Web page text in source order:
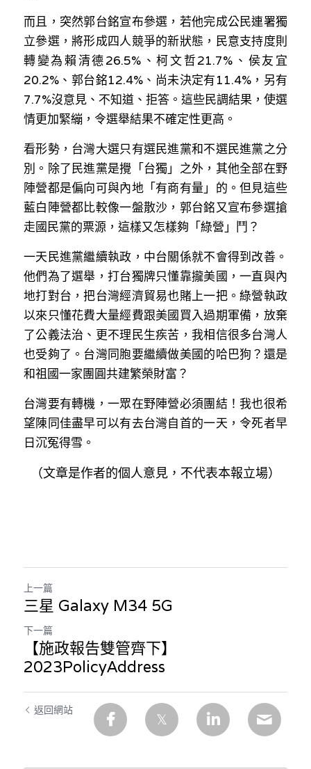
而且，突然郭台銘宣布參選，若他完成公民連署獨
立參選，將形成四人競爭的新狀態，民意支持度則
轉變為賴清德26.5% 、柯文哲21.7% 、侯友宜
20.2% 、郭台銘12.4% 、尚未決定有11.4%，另有
7.7%沒意見、不知道、拒答。這些民調結果，使選
情更加緊繃，令選舉結果不確定性更高。
看形勢，台灣大選只有選民進黨和不選民進黨之分
別。除了民進黨是攪「台獨」之外，其他全部在野
陣營都是偏向可與內地「有商有量」的。但見這些
藍白陣營都比較像一盤散沙，郭台銘又宣布參選搶
走國民黨的票源，這樣又怎樣夠「綠營」鬥？
一天民進黨繼續執政，中台關係就不會得到改善。
他們為了選舉，打台獨牌只懂靠攏美國，一直與內
地打對台，把台灣經濟貿易也賭上一把。綠營執政
以來只懂花費大量經費跟美國買入過期軍備，放棄
了公義法治、更不理民生疾苦，我相信很多台灣人
也受夠了。台灣同胞要繼續做美國的哈巴狗？還是
和祖國一家團圓共建繁榮財富？
台灣要有轉機，一眾在野陣營必須團結！我也很希
望陳同佳盡早可以有去台灣自首的一天，令死者早
日沉冤得雪。
（文章是作者的個人意見，不代表本報立場）
上一篇
三星 Galaxy M34 5G
下一篇
【施政報告雙管齊下】
2023PolicyAddress
返回網站